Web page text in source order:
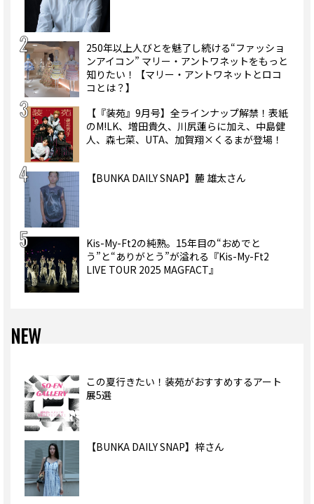
250年以上人びとを魅了し続ける“ファッショ
ンアイコン” マリー・アントワネットをもっと
知りたい！【マリー・アントワネットとロコ
コとは？】
【『装苑』9月号】全ラインナップ解禁！表紙
のM!LK、増田貴久、川尻蓮らに加え、中島健
人、森七菜、UTA、加賀翔×くるまが登場！
【BUNKA DAILY SNAP】麓 雄太さん
Kis-My-Ft2の純熟。15年目の“おめでと
う”と“ありがとう”が溢れる『Kis-My-Ft2
LIVE TOUR 2025 MAGFACT』
NEW
この夏行きたい！装苑がおすすめするアート
展5選
【BUNKA DAILY SNAP】梓さん